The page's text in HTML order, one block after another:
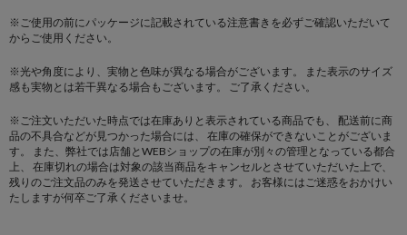
※ご使用の前にパッケージに記載されている注意書きを必ずご確認いただいて
からご使用ください。
※光や角度により、実物と色味が異なる場合がございます。
また表示のサイズ
感も実物とは若干異なる場合もございます。 ご了承ください。
※ご注文いただいた時点では在庫ありと表示されている商品でも、
配送前に商
品の不具合などが見つかった場合には、
在庫の確保ができないことがございま
す。
また、弊社では店舗とWEBショップの在庫が別々の管理となっている都合
上、
在庫切れの場合は対象の該当商品をキャンセルとさせていただいた上で、
残りのご注文品のみを発送させていただきます。
お客様にはご迷惑をおかけい
たしますが何卒ご了承くださいませ。